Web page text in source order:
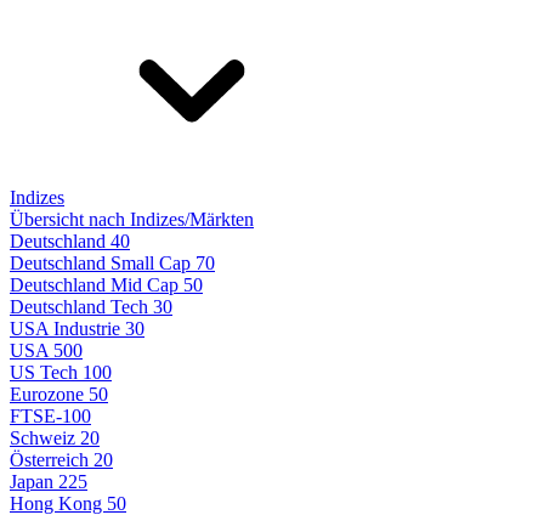
Indizes
Übersicht nach Indizes/Märkten
Deutschland 40
Deutschland Small Cap 70
Deutschland Mid Cap 50
Deutschland Tech 30
USA Industrie 30
USA 500
US Tech 100
Eurozone 50
FTSE-100
Schweiz 20
Österreich 20
Japan 225
Hong Kong 50